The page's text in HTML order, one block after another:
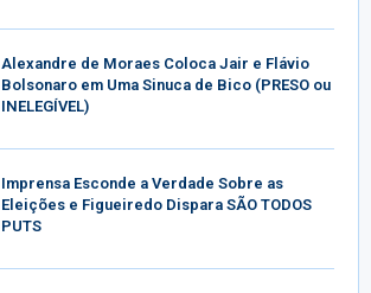
Alexandre de Moraes Coloca Jair e Flávio
Bolsonaro em Uma Sinuca de Bico (PRESO ou
INELEGÍVEL)
Imprensa Esconde a Verdade Sobre as
Eleições e Figueiredo Dispara SÃO TODOS
PUTS